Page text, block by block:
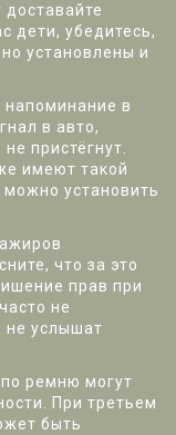
дети, убедитесь,
установлены и
напоминание в
в авто,
пристёгнут.
имеют такой
установить
что за это
прав при
не
не услышат
ремню могут
При третьем
быть